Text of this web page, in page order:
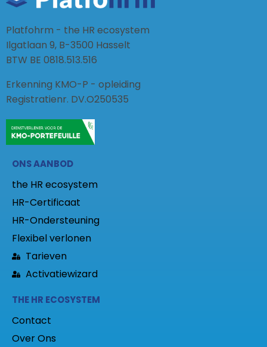
Platfohrm - the HR ecosystem
Ilgatlaan 9, B-3500 Hasselt
BTW BE 0818.513.516
Erkenning KMO-P - opleiding
Registratienr. DV.O250535
ONS AANBOD
the HR ecosystem
HR-Certificaat
HR-Ondersteuning
Flexibel verlonen
Tarieven
Activatiewizard
THE HR ECOSYSTEM
Contact
Over Ons